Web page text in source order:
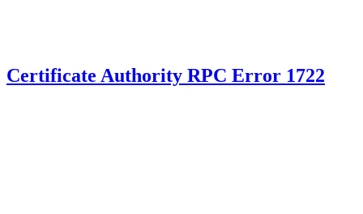
Certificate Authority RPC Error 1722